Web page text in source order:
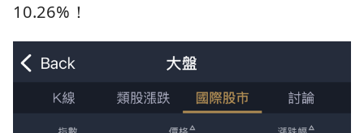
10.26%！